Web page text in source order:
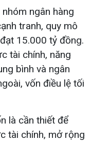
ngân hàng
tranh, quy mô
15.000 tỷ đồng.
tài chính, năng
bình và ngân
vốn điều lệ tối
là cần thiết để
tài chính, mở rộng